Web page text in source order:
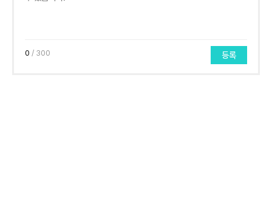
0 / 300 등록